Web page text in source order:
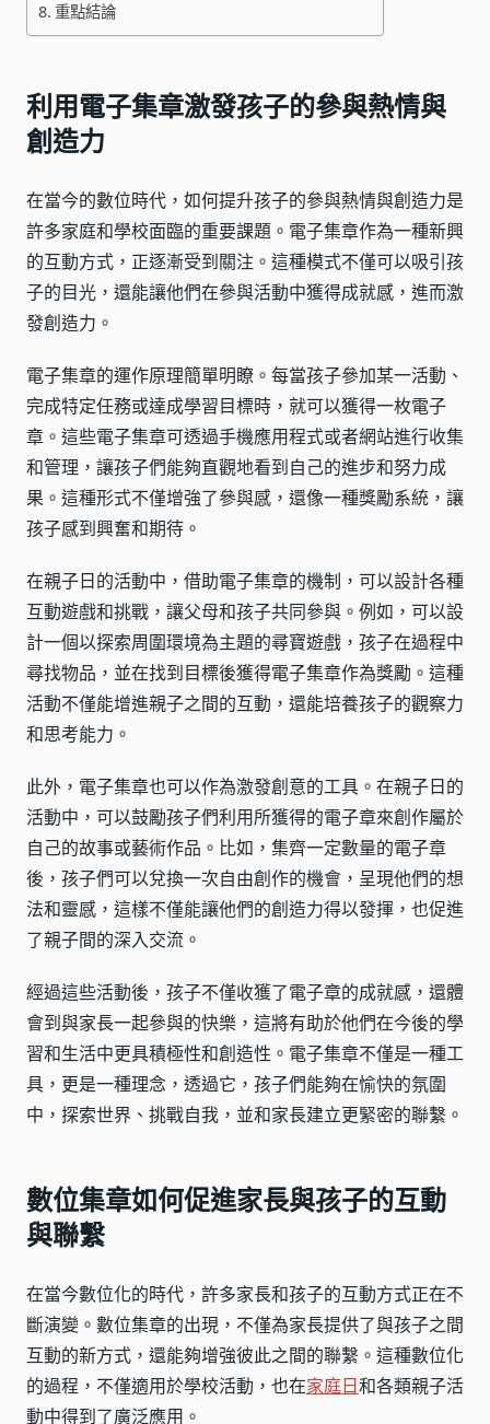
重點結論
利用電子集章激發孩子的參與熱情與
創造力
在當今的數位時代，如何提升孩子的參與熱情與創造力是
許多家庭和學校面臨的重要課題。電子集章作為一種新興
的互動方式，正逐漸受到關注。這種模式不僅可以吸引孩
子的目光，還能讓他們在參與活動中獲得成就感，進而激
發創造力。
電子集章的運作原理簡單明瞭。每當孩子參加某一活動、
完成特定任務或達成學習目標時，就可以獲得一枚電子
章。這些電子集章可透過手機應用程式或者網站進行收集
和管理，讓孩子們能夠直觀地看到自己的進步和努力成
果。這種形式不僅增強了參與感，還像一種獎勵系統，讓
孩子感到興奮和期待。
在親子日的活動中，借助電子集章的機制，可以設計各種
互動遊戲和挑戰，讓父母和孩子共同參與。例如，可以設
計一個以探索周圍環境為主題的尋寶遊戲，孩子在過程中
尋找物品，並在找到目標後獲得電子集章作為獎勵。這種
活動不僅能增進親子之間的互動，還能培養孩子的觀察力
和思考能力。
此外，電子集章也可以作為激發創意的工具。在親子日的
活動中，可以鼓勵孩子們利用所獲得的電子章來創作屬於
自己的故事或藝術作品。比如，集齊一定數量的電子章
後，孩子們可以兌換一次自由創作的機會，呈現他們的想
法和靈感，這樣不僅能讓他們的創造力得以發揮，也促進
了親子間的深入交流。
經過這些活動後，孩子不僅收獲了電子章的成就感，還體
會到與家長一起參與的快樂，這將有助於他們在今後的學
習和生活中更具積極性和創造性。電子集章不僅是一種工
具，更是一種理念，透過它，孩子們能夠在愉快的氛圍
中，探索世界、挑戰自我，並和家長建立更緊密的聯繫。
數位集章如何促進家長與孩子的互動
與聯繫
在當今數位化的時代，許多家長和孩子的互動方式正在不
斷演變。數位集章的出現，不僅為家長提供了與孩子之間
互動的新方式，還能夠增強彼此之間的聯繫。這種數位化
的過程，不僅適用於學校活動，也在家庭日和各類親子活
動中得到了廣泛應用。